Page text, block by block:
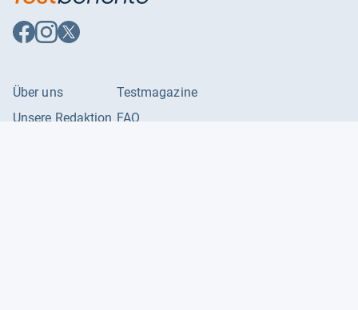
Auf
Facebook
Auf
Instagram
Auf
X
Über uns
Unsere Redaktion
Testmagazine
FAQ